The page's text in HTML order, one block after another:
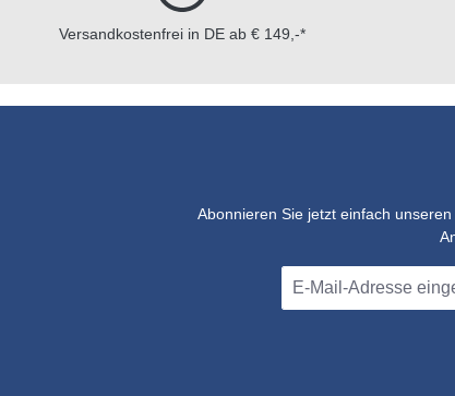
Versandkostenfrei in DE ab € 149,-*
Abonnieren Sie jetzt einfach
Mail-